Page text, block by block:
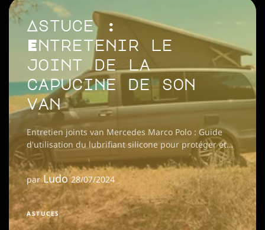
Astuce :
Entretenir le
joint de la
capucine de son
van
Entretien joints van Mercedes Marco Polo : Guide
d'utilisation du lubrifiant silicone pour protéger et
prolonger la vie des joints de votre van.
parLudo28/07/2024
ASTUCES